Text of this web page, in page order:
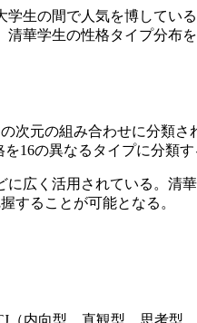
生の間で人気を博してい
華学生の性格タイプ分布
元の組み合わせに分類
16の異なるタイプに分類す
広く活用されている。清
することが可能となる。
内向型、直観型、思考型